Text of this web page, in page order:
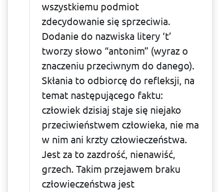
wszystkiemu podmiot
zdecydowanie się sprzeciwia.
Dodanie do nazwiska litery ‘t’
tworzy słowo “antonim” (wyraz o
znaczeniu przeciwnym do danego).
Skłania to odbiorcę do refleksji, na
temat następującego faktu:
człowiek dzisiaj staje się niejako
przeciwieństwem człowieka, nie ma
w nim ani krzty człowieczeństwa.
Jest za to zazdrość, nienawiść,
grzech. Takim przejawem braku
człowieczeń­stwa jest